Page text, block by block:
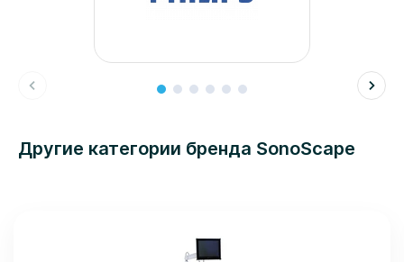
Другие категории бренда SonoScape